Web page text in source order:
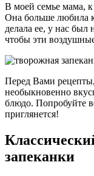
В моей семье мама,
Она больше любила
делала ее, у нас был
чтобы эти
Перед Вами
необыкновенно
блюдо. Попробуйте
приглянется!
запеканки